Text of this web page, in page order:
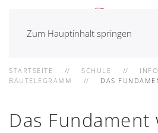
Zum Hauptinhalt springen
STARTSEITE SCHULE
BAUTELEGRAMM
DAS
Das